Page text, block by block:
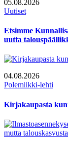
05.08.2026
Uutiset
Etsimme
uutta
04.08.2026
Polemiikki-lehti
Kirjakaupasta